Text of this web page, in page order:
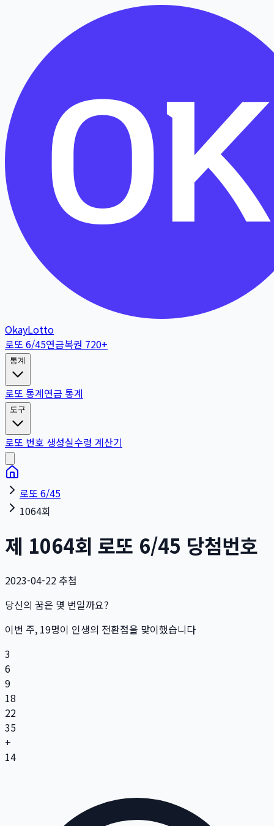
OkayLotto
로또 6/45연금복권 720+
통계
로또 통계연금 통계
도구
로또 번호 생성실수령 계산기
로또 6/45
1064회
제 1064회 로또 6/45 당첨번호
2023-04-22 추첨
당신의 꿈은 몇 번일까요?
이번 주, 19명이 인생의 전환점을 맞이했습니다
3
6
9
18
22
35
+
14